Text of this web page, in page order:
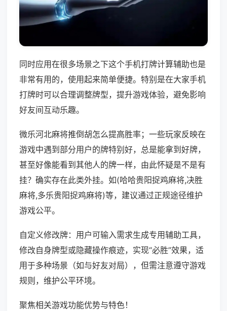
同时应用在很多场景之下这个手机打牌计算辅助也是
非常有用的，使用起来简单便捷。特别是在大家手机
打牌时可以合理调整牌型，提升游戏体验，避免影响
好友间互动乐趣。
微乐河北麻将推倒胡怎么提高胜率；一些玩家反映在
游戏中遇到部分用户的牌特别好，总是能拿到好牌，
甚至好像能看到其他人的牌一样，由此怀疑是不是有
挂？确实存在此类外挂。如(哈哈贵阳捉鸡麻将,决胜
麻将,多乐贵阳捉鸡麻将)等，建议通过正规途径维护
游戏公平。
自定义修改牌：用户可输入需求生成专用辅助工具，
修改自身牌型或隐藏操作痕迹，实现“必胜”效果，适
用于多种场景（如与好友对局），但需注意遵守游戏
规则，维护公平环境。
聚焦相关游戏功能优势与特色！